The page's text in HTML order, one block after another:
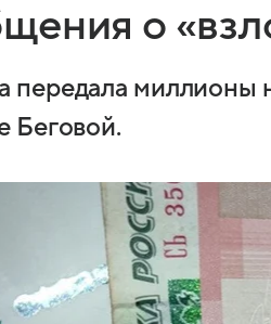
о
передала миллионы
Беговой.